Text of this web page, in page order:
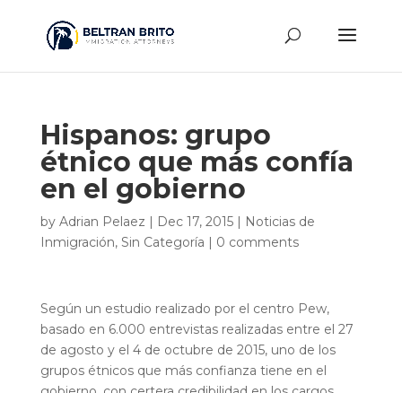
Hispanos: grupo
étnico que más confía
en el gobierno
by Adrian Pelaez | Dec 17, 2015| Noticias de
Inmigración, Sin Categoría | 0 comments
Según un estudio realizado por el centro Pew,
basado en 6.000 entrevistas realizadas entre el 27
de agosto y el 4 de octubre de 2015, uno de los
grupos étnicos que más confianza tiene en el